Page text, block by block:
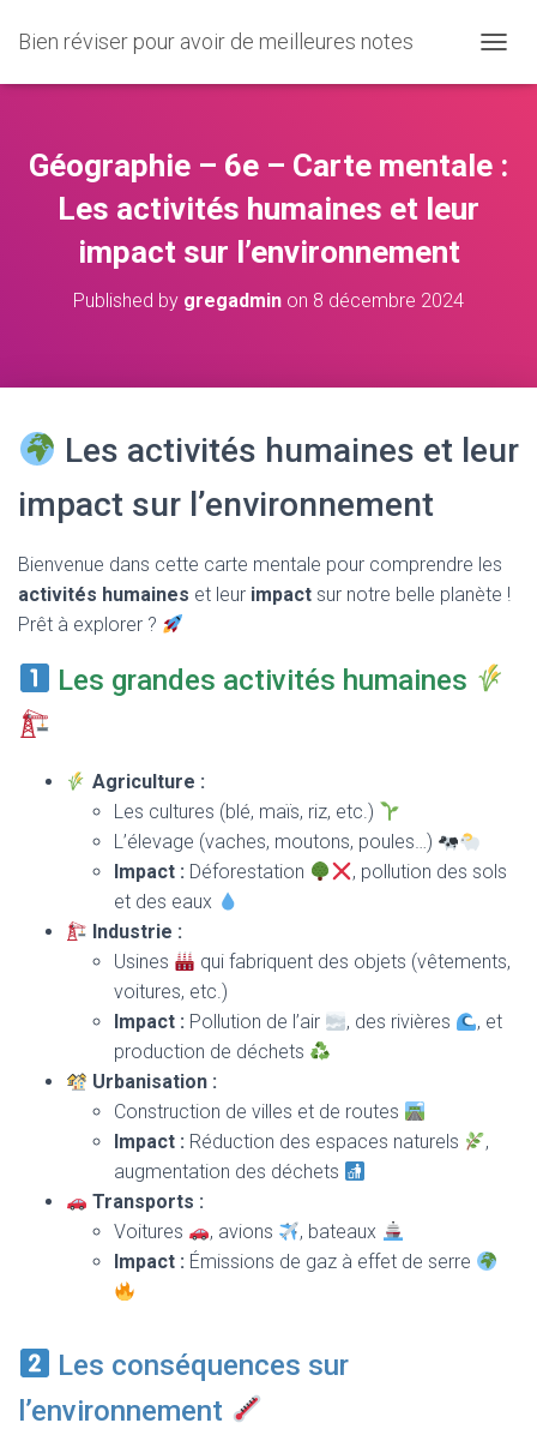
Bien réviser pour avoir de meilleures notes
U
V
I
Géographie – 6e – Carte mentale :
Les activités humaines et leur
impact sur l’environnement
Published by gregadmin on 8 décembre 2024
Les activités humaines et leur
impact sur l’environnement
Bienvenue dans cette carte mentale pour comprendre les
activités humaines et leur impact sur notre belle planète !
Prêt à explorer ?
Les grandes activités humaines
Agriculture :
Les cultures (blé, maïs, riz, etc.)
L’élevage (vaches, moutons, poules…)
Impact : Déforestation
, pollution des sols
et des eaux
Industrie :
Usines
qui fabriquent des objets (vêtements,
voitures, etc.)
Impact : Pollution de l’air , des rivières
, et
production de déchets
Urbanisation :
Construction de villes et de routes
Impact : Réduction des espaces naturels
,
augmentation des déchets
Transports :
Voitures
, avions
, bateaux
Impact : Émissions de gaz à effet de serre
Les conséquences sur
l’environnement